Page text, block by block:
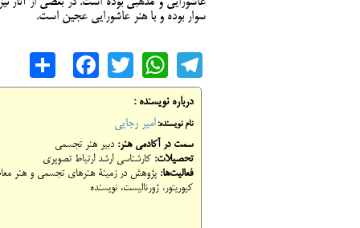
سوار بوده و با هنر عاشورایی عجین است.
Telegram
WhatsApp
Twitter
درباره نویسنده :
نام نویسنده: امیر رجایی
سمت در آکادمی هنر: دبیر هنر تجسمی
تحصیلات: کارشناسی ارشد ارتباط تصویری
فعالیت‌ها: پژوهش در زمینۀ هنرهای تجسمی و هنر
کیوریتور، ژورنالیست، نویسنده